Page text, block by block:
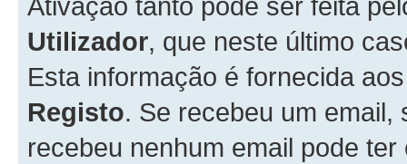
Utilizador, que neste último
Esta informação é fornecida
Registo. Se recebeu um
recebeu nenhum email pode